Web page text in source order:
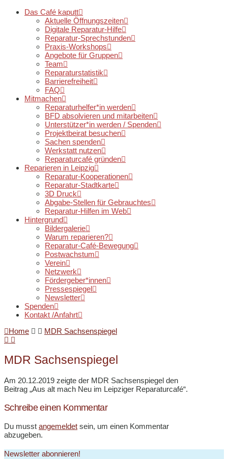
Das Café kaputt
Aktuelle Öffnungszeiten
Digitale Reparatur-Hilfe
Reparatur-Sprechstunden
Praxis-Workshops
Angebote für Gruppen
Team
Reparaturstatistik
Barrierefreiheit
FAQ
Mitmachen
Reparaturhelfer*in werden
BFD absolvieren und mitarbeiten
Unterstützer*in werden / Spenden
Projektbeirat besuchen
Sachen spenden
Werkstatt nutzen
Reparaturcafé gründen
Reparieren in Leipzig
Reparatur-Kooperationen
Reparatur-Stadtkarte
3D Druck
Abgabe-Stellen für Gebrauchtes
Reparatur-Hilfen im Web
Hintergrund
Bildergalerie
Warum reparieren?
Reparatur-Café-Bewegung
Postwachstum
Verein
Netzwerk
Fördergeber*innen
Pressespiegel
Newsletter
Spenden
Kontakt /Anfahrt
Home
MDR Sachsenspiegel
MDR Sachsenspiegel
Am 20.12.2019 zeigte der MDR Sachsenspiegel den
Beitrag „Aus alt mach Neu im Leipziger Reparaturcafé“.
Schreibe einen Kommentar
Du musst angemeldet sein, um einen Kommentar
abzugeben.
Newsletter abonnieren!